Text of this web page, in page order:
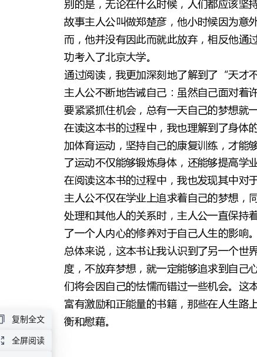
功考入了北京大学。
了运动不仅能够锻炼身体，还能够提高学业能力。
了一个人内心的修养对于自己人生的影响。
复制全文
全屏阅读